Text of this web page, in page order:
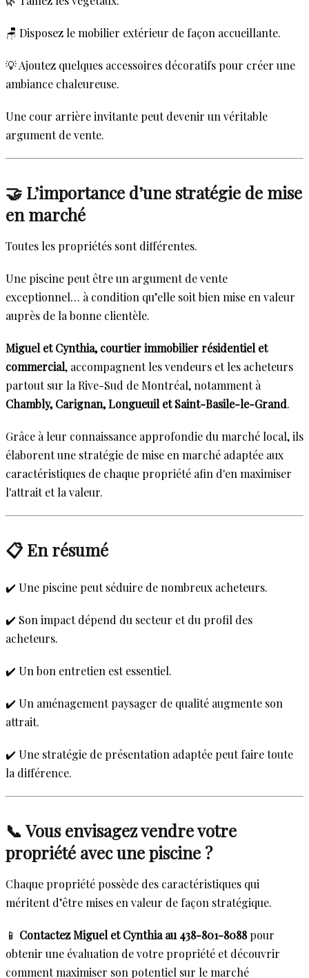
🪑 Disposez le mobilier extérieur de façon accueillante.
💡 Ajoutez quelques accessoires décoratifs pour créer une
ambiance chaleureuse.
Une cour arrière invitante peut devenir un véritable
argument de vente.
🤝 L’importance d’une stratégie de mise
en marché
Toutes les propriétés sont différentes.
Une piscine peut être un argument de vente
exceptionnel… à condition qu’elle soit bien mise en valeur
auprès de la bonne clientèle.
Miguel et Cynthia, courtier immobilier résidentiel et
commercial, accompagnent les vendeurs et les acheteurs
partout sur la Rive-Sud de Montréal, notamment à
Chambly, Carignan, Longueuil et Saint-Basile-le-Grand.
Grâce à leur connaissance approfondie du marché local, ils
élaborent une stratégie de mise en marché adaptée aux
caractéristiques de chaque propriété afin d'en maximiser
l'attrait et la valeur.
📋 En résumé
✔️ Une piscine peut séduire de nombreux acheteurs.
✔️ Son impact dépend du secteur et du profil des
acheteurs.
✔️ Un bon entretien est essentiel.
✔️ Un aménagement paysager de qualité augmente son
attrait.
✔️ Une stratégie de présentation adaptée peut faire toute
la différence.
📞 Vous envisagez vendre votre
propriété avec une piscine ?
Chaque propriété possède des caractéristiques qui
méritent d’être mises en valeur de façon stratégique.
📱 Contactez Miguel et Cynthia au 438-801-8088pour
obtenir une évaluation de votre propriété et découvrir
comment maximiser son potentiel sur le marché